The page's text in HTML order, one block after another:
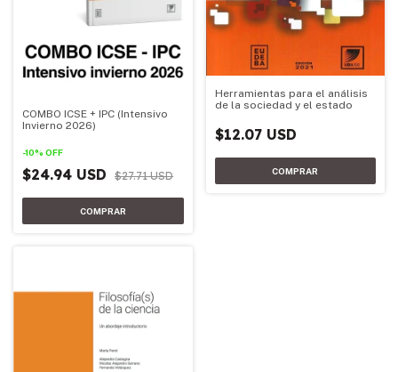
COMBO ICSE + IPC (Intensivo
Invierno 2026)
-10% OFF
$24.94 USD $27.71 USD
Herramientas para el análisis
de la sociedad y el estado
$12.07 USD